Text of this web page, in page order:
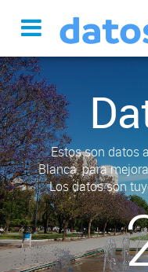
Estos son datos
Blanca, para
Los datos son